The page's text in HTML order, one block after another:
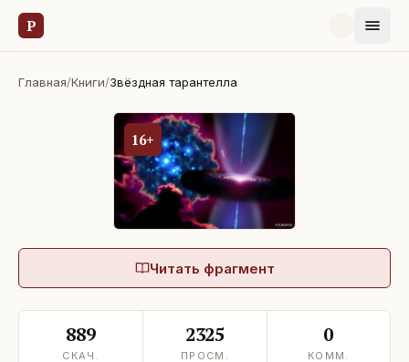
Р
Главная/Книги/Звёздная тарантелла
16+
Читать фрагмент
889
СКАЧ.
2325
ПРОСМ.
0
КОММ.